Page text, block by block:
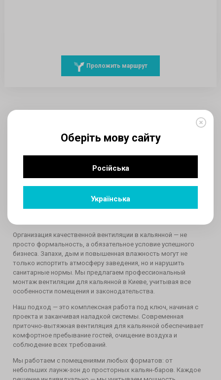
Оберіть мову сайту
Російська
Українська
Проложить маршрут
Вентиляция в кальянной Киев - от проекта до
Организация качественной вентиляции в кальянной — не
просто формальность, а обязательное условие успешного
бизнеса. Запахи, дым и повышенная влажность могут не
только испортить атмосферу заведения, но и нарушить
санитарные нормы. Мы предлагаем профессиональный
монтаж вентиляции для кальянной в Киеве, учитывая все
особенности помещения и законодательства.
Наш подход — это комплексная работа под ключ, начиная с
проекта и заканчивая наладкой системы. Современная
приточно-вытяжная вентиляция для кальянной обеспечивает
комфортное пребывание гостей, очищение воздуха и
соблюдение всех требований.
Мы работаем с помещениями любых форматов: от
небольших лаунж-зон до просторных кальян-баров. Каждое